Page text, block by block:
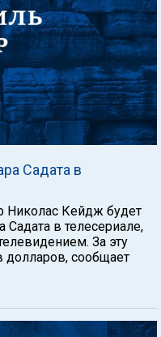
Садата в
Николас Кейдж будет
Садата в телесериале,
За эту
долларов, сообщает